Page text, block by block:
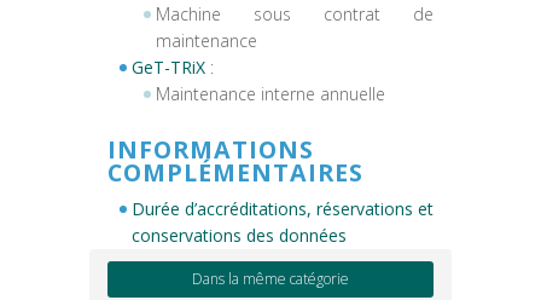
Machine sous contrat de
maintenance
GeT-TRiX:
Maintenance interne annuelle
INFORMATIONS
COMPLÉMENTAIRES
Durée d’accréditations, réservations et
conservations des données
Dans la même catégorie